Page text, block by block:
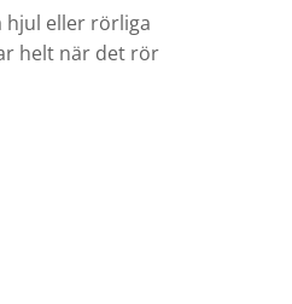
hjul eller rörliga
helt när det rör